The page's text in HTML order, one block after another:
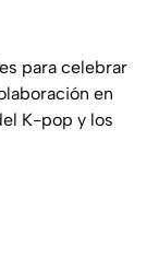
para celebrar
en
K-pop y los